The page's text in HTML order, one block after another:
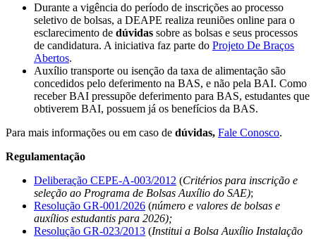
Durante a vigência do período de inscrições ao processo
seletivo de bolsas, a DEAPE realiza reuniões online para o
esclarecimento de dúvidas sobre as bolsas e seus processos
de candidatura. A iniciativa faz parte do Projeto De Braços
Abertos.
Auxílio transporte ou isenção da taxa de alimentação são
concedidos pelo deferimento na BAS, e não pela BAI. Como
receber BAI pressupõe deferimento para BAS, estudantes que
obtiverem BAI, possuem já os benefícios da BAS.
Para mais informações ou em caso de dúvidas, Fale Conosco.
Regulamentação
Deliberação CEPE-A-003/2012 (Critérios para inscrição e
seleção ao Programa de Bolsas Auxílio do SAE);
Resolução GR-001/2026 (número e valores de bolsas e
auxílios estudantis para 2026);
Resolução GR-023/2013 (Institui a Bolsa Auxílio Instalação